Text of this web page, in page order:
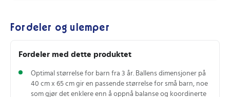
Fordeler og ulemper
Fordeler med dette produktet
Optimal størrelse for barn fra 3 år. Ballens dimensjoner på
40 cm x 65 cm gir en passende størrelse for små barn, noe
som gjør det enklere enn å oppnå balanse og koordinerte